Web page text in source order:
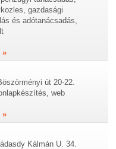
gazdasági
és adótanácsadás,
»
út 20-22.
web
»
Kálmán U. 34.